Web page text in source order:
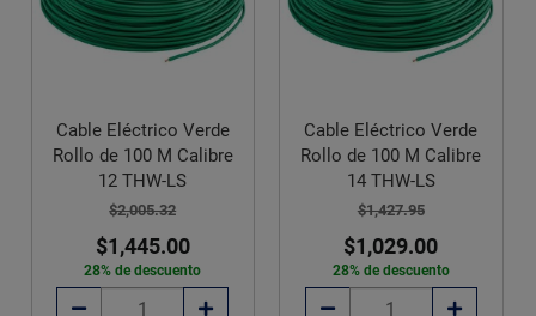
Cable Eléctrico Verde
Rollo de 100 M Calibre
12 THW-LS
$2,005.32
$1,445.00
28% de descuento
Cable Eléctrico Verde
Rollo de 100 M Calibre
14 THW-LS
$1,427.95
$1,029.00
28% de descuento